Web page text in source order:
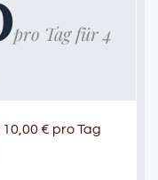
pro Tag für 4
€ pro Tag